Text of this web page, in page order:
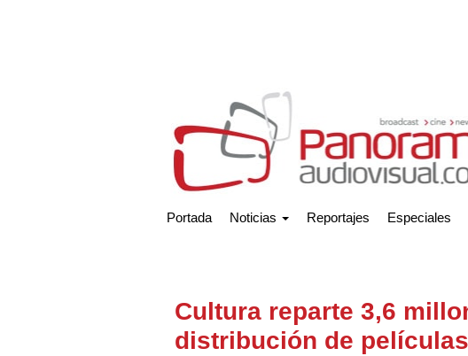
Portada Noticias Reportajes Especiales
Cultura reparte 3,6
distribución de